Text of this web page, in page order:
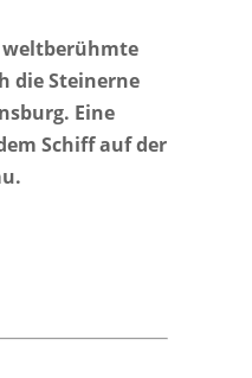
die Steinerne
Eine
Schiff auf der